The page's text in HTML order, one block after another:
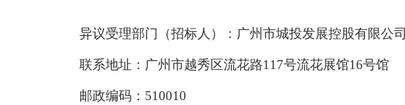
异议受理部门（招标人）：广州市城投发展控股有限公司
联系地址：广州市越秀区流花路117号流花展馆16号馆
邮政编码： 510010